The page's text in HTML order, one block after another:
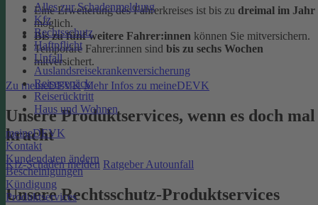
Alles zur Schadenmeldung
Kfz
Rechtsschutz
Haftpflicht
Unfall
Auslandsreisekrankenversicherung
Reisegepäck
Reiserücktritt
Haus und Wohnen
meineDEVK
Kontakt
Kundendaten ändern
Bescheinigungen
Kündigung
Produktservices
Eine Erweiterung des Fahrerkreises ist bis zu dreimal im Jahr
möglich.
Bis zu fünf weitere Fahrer:innen können Sie mitversichern.
Temporäre Fahrer:innen sind bis zu sechs Wochen
mitversichert.
Zu meineDEVK Mehr Infos zu meineDEVK
Unsere Produktservices, wenn es doch mal
kracht
Kfz-Schaden melden Ratgeber Autounfall
Unsere Rechtsschutz-Produktservices